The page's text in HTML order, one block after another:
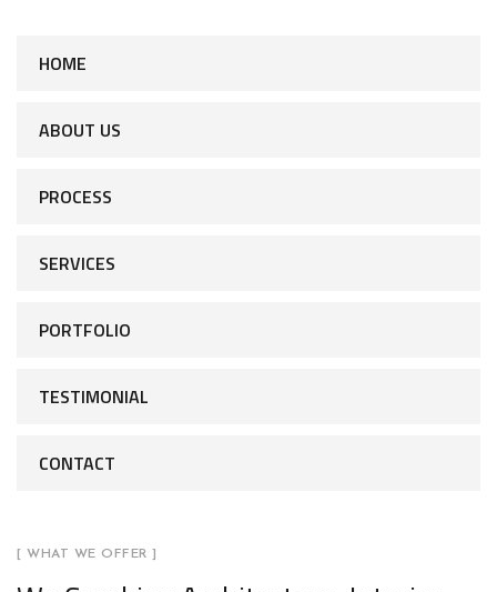
HOME
ABOUT US
PROCESS
SERVICES
PORTFOLIO
TESTIMONIAL
CONTACT
[ WHAT WE OFFER ]